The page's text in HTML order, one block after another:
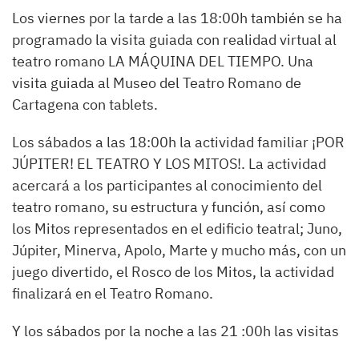
Los viernes por la tarde a las 18:00h también se ha
programado la visita guiada con realidad virtual al
teatro romano LA MÁQUINA DEL TIEMPO. Una
visita guiada al Museo del Teatro Romano de
Cartagena con tablets.
Los sábados a las 18:00h la actividad familiar ¡POR
JÚPITER! EL TEATRO Y LOS MITOS!. La actividad
acercará a los participantes al conocimiento del
teatro romano, su estructura y función, así como
los Mitos representados en el edificio teatral; Juno,
Júpiter, Minerva, Apolo, Marte y mucho más, con un
juego divertido, el Rosco de los Mitos, la actividad
finalizará en el Teatro Romano.
Y los sábados por la noche a las 21 :00h las visitas